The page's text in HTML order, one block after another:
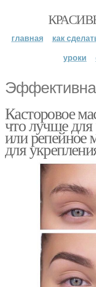
главная как
уроки
Касторовое
что лучше
или репейное
для